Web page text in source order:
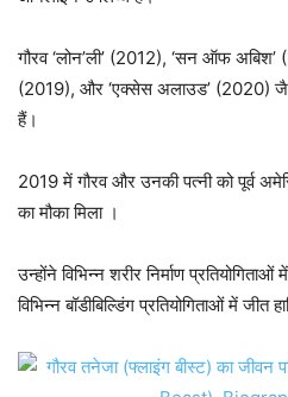
गौरव ‘लोन’ली’ (2012), ‘सन ऑफ अबिश’
(2019), और ‘एक्सेस अलाउड’
हैं।
2019 में गौरव और उनकी पत्नी को पूर्व
का मौका मिला ।
उन्होंने विभिन्न शरीर निर्माण
विभिन्न बॉडीबिल्डिंग प्रतियोगिताओं में जीत